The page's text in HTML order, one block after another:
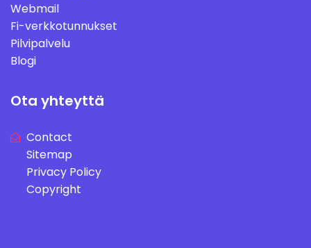
Webmail
Fi-verkkotunnukset
Pilvipalvelu
Blogi
Ota yhteyttä
Contact
Sitemap
Privacy Policy
Copyright